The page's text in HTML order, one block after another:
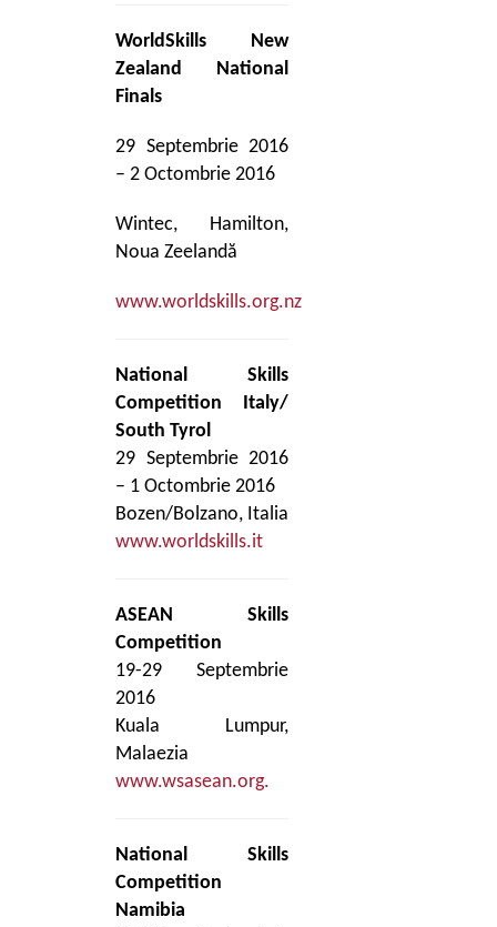
WorldSkills New
Zealand National
Finals
29 Septembrie 2016
– 2 Octombrie 2016
Wintec, Hamilton,
Noua Zeelandă
www.worldskills.org.nz
National Skills
Competition Italy/
South Tyrol
29 Septembrie 2016
– 1 Octombrie 2016
Bozen/Bolzano, Italia
www.worldskills.it
ASEAN Skills
Competition
19-29 Septembrie
2016
Kuala Lumpur,
Malaezia
www.wsasean.org.
National Skills
Competition
Namibia